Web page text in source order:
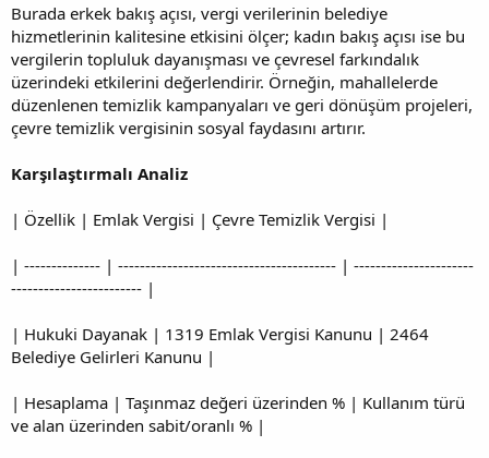
Burada erkek bakış açısı, vergi verilerinin belediye
hizmetlerinin kalitesine etkisini ölçer; kadın bakış açısı ise bu
vergilerin topluluk dayanışması ve çevresel farkındalık
üzerindeki etkilerini değerlendirir. Örneğin, mahallelerde
düzenlenen temizlik kampanyaları ve geri dönüşüm projeleri,
çevre temizlik vergisinin sosyal faydasını artırır.
Karşılaştırmalı Analiz
| Özellik | Emlak Vergisi | Çevre Temizlik Vergisi |
| -------------- | ---------------------------------------- | ----------------------
------------------------ |
| Hukuki Dayanak | 1319 Emlak Vergisi Kanunu | 2464
Belediye Gelirleri Kanunu |
| Hesaplama | Taşınmaz değeri üzerinden % | Kullanım türü
ve alan üzerinden sabit/oranlı % |